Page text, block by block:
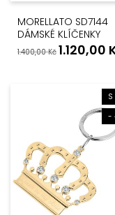
MORELLATO SD7144
DÁMSKÉ KLÍČENKY
1.400,00Kč 1.120,00
-